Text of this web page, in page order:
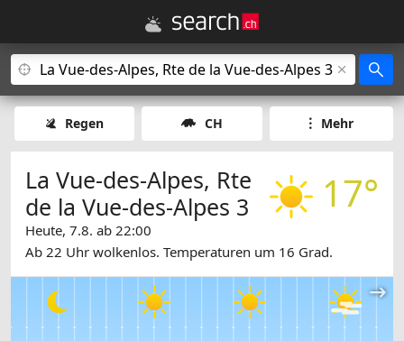
Regen CH Mehr
17°
La Vue-des-Alpes, Rte
de la Vue-des-Alpes 3
Heute, 7.8. ab 22:00
Ab 22 Uhr wolkenlos. Temperaturen um 16 Grad.